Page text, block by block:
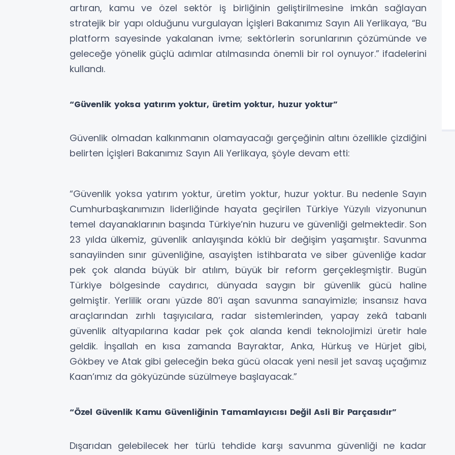
artıran, kamu ve özel sektör iş birliğinin geliştirilmesine imkân sağlayan
stratejik bir yapı olduğunu vurgulayan İçişleri Bakanımız Sayın Ali Yerlikaya, “Bu
platform sayesinde yakalanan ivme; sektörlerin sorunlarının çözümünde ve
geleceğe yönelik güçlü adımlar atılmasında önemli bir rol oynuyor.” ifadelerini
kullandı.
“Güvenlik yoksa yatırım yoktur, üretim yoktur, huzur yoktur”
Güvenlik olmadan kalkınmanın olamayacağı gerçeğinin altını özellikle çizdiğini
belirten İçişleri Bakanımız Sayın Ali Yerlikaya, şöyle devam etti:
“Güvenlik yoksa yatırım yoktur, üretim yoktur, huzur yoktur. Bu nedenle Sayın
Cumhurbaşkanımızın liderliğinde hayata geçirilen Türkiye Yüzyılı vizyonunun
temel dayanaklarının başında Türkiye’nin huzuru ve güvenliği gelmektedir. Son
23 yılda ülkemiz, güvenlik anlayışında köklü bir değişim yaşamıştır. Savunma
sanayiinden sınır güvenliğine, asayişten istihbarata ve siber güvenliğe kadar
pek çok alanda büyük bir atılım, büyük bir reform gerçekleşmiştir. Bugün
Türkiye bölgesinde caydırıcı, dünyada saygın bir güvenlik gücü haline
gelmiştir. Yerlilik oranı yüzde 80’i aşan savunma sanayimizle; insansız hava
araçlarından zırhlı taşıyıcılara, radar sistemlerinden, yapay zekâ tabanlı
güvenlik altyapılarına kadar pek çok alanda kendi teknolojimizi üretir hale
geldik. İnşallah en kısa zamanda Bayraktar, Anka, Hürkuş ve Hürjet gibi,
Gökbey ve Atak gibi geleceğin beka gücü olacak yeni nesil jet savaş uçağımız
Kaan’ımız da gökyüzünde süzülmeye başlayacak.”
“Özel Güvenlik Kamu Güvenliğinin Tamamlayıcısı Değil Asli Bir Parçasıdır”
Dışarıdan gelebilecek her türlü tehdide karşı savunma güvenliği ne kadar